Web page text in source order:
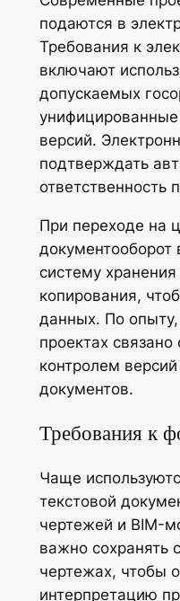
подаются в
Требования к
включают
допускаемых
версий.
подтверждать
ответственность
При переходе на
документооборот
систему
копирования,
данных. По
проектах
контролем
документов.
Требования к
Чаще
текстовой
чертежей и BIM-
важно сохранять
чертежах, чтобы
интерпретацию